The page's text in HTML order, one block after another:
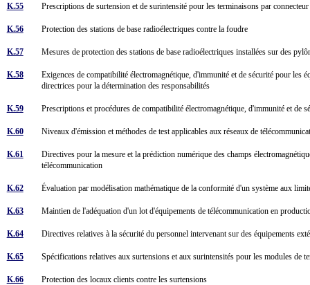
K.55 Prescriptions de surtension et de surintensité pour les terminaisons par
K.56 Protection des stations de base radioélectriques contre la foudre
K.57 Mesures de protection des stations de base radioélectriques installées sur des
K.58
Exigences de compatibilité électromagnétique, d'immunité et de sécurité pour les
directrices pour la détermination des responsabilités
K.59 Prescriptions et procédures de compatibilité électromagnétique, d'immunité et de
K.60 Niveaux d'émission et méthodes de test applicables aux réseaux de
K.61
Directives pour la mesure et la prédiction numérique des champs
télécommunication
K.62 Évaluation par modélisation mathématique de la conformité d'un système aux
K.63 Maintien de l'adéquation d'un lot d'équipements de télécommunication en
K.64 Directives relatives à la sécurité du personnel intervenant sur des équipements
K.65 Spécifications relatives aux surtensions et aux surintensités pour les modules
K.66 Protection des locaux clients contre les surtensions